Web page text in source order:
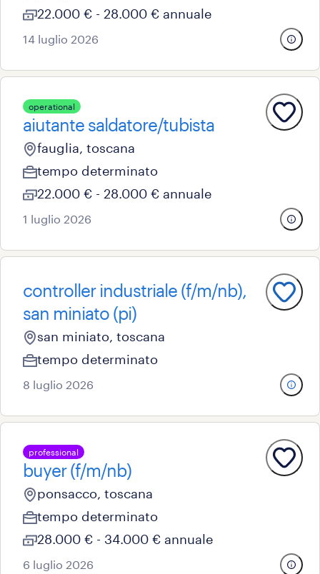
22.000 € - 28.000 € annuale
14 luglio 2026
operational
aiutante saldatore/tubista
fauglia, toscana
tempo determinato
22.000 € - 28.000 € annuale
1 luglio 2026
controller industriale (f/m/nb),
san miniato (pi)
san miniato, toscana
tempo determinato
8 luglio 2026
professional
buyer (f/m/nb)
ponsacco, toscana
tempo determinato
28.000 € - 34.000 € annuale
6 luglio 2026